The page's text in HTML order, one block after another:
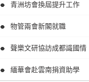
青洲坊會換屆提升工作
物管兩會新閣就職
聲樂文研協訪成都識國情
緬華會赴雲南捐資助學